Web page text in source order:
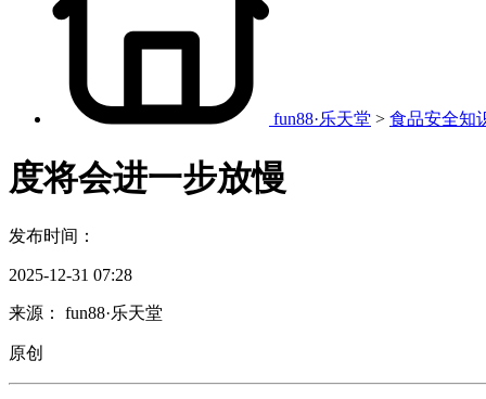
fun88·乐天堂 > 食品安全知
度将会进一步放慢
发布时间：
2025-12-31 07:28
来源： fun88·乐天堂
原创